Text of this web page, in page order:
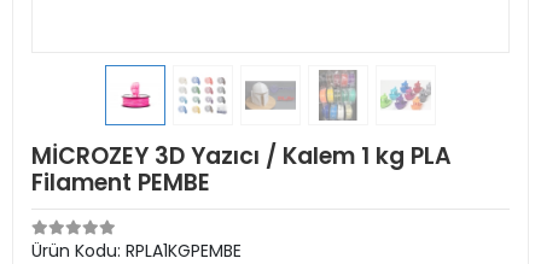
MİCROZEY 3D Yazıcı / Kalem 1 kg PLA
Filament PEMBE
Ürün Kodu: RPLA1KGPEMBE